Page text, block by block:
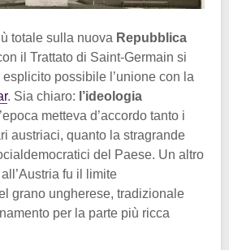
totale sulla nuova Repubblica
il Trattato di Saint-Germain si
possibile l’unione con la
. Sia chiaro: l’ideologia
metteva d’accordo tanto i
austriaci, quanto la stragrande
del Paese. Un altro
fu il limite
grano ungherese, tradizionale
per la parte più ricca